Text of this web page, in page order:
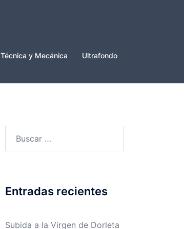
Técnica y Mecánica
Ultrafondo
Entradas recientes
Subida a la Virgen de Dorleta